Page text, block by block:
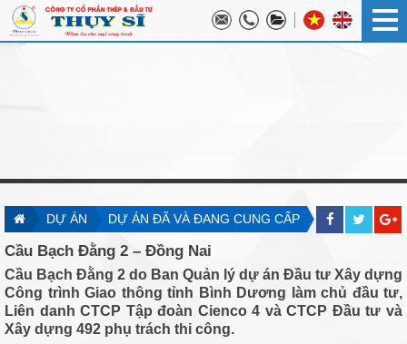
DỰ ÁN DỰ ÁN ĐÃ VÀ ĐANG CUNG CẤP
Cầu Bạch Đằng 2 – Đồng Nai
Cầu Bạch Đằng 2 do Ban Quản lý dự án Đầu tư Xây dựng
Công trình Giao thông tỉnh Bình Dương làm chủ đầu tư,
Liên danh CTCP Tập đoàn Cienco 4 và CTCP Đầu tư và
Xây dựng 492 phụ trách thi công.